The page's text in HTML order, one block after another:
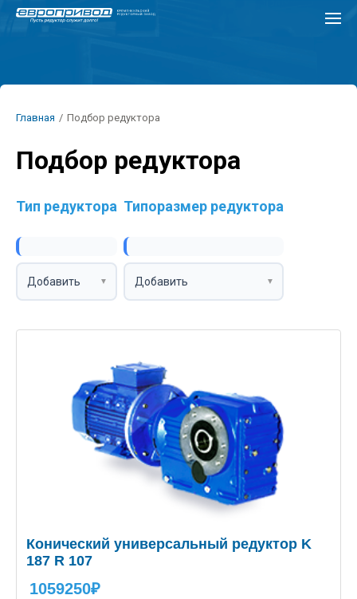
Перейти
Строка
Главная / Подбор редуктора
Подбор редуктора
Тип редуктора
Добавить
Типоразмер редуктора
Добавить
Конический универсальный редуктор K
187 R 107
1059250₽